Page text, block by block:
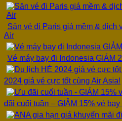
Săn vé đi Paris giá mềm & dịch
Air
Vé máy bay đi Indonesia GIẢM
2024 giá vé cực tốt cùng Air Asia!
đãi cuối tuần – GIẢM 15% vé